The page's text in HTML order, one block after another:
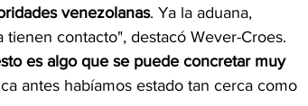
venezolanas. Ya la aduana,
contacto", destacó Wever-Croes.
es algo que se puede concretar muy
antes habíamos estado tan cerca como